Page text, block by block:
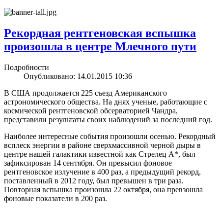
Рекордная рентгеновская вспышка
произошла в центре Млечного пути
Подробности
Опубликовано: 14.01.2015 10:36
В США продолжается 225 съезд Американского
астрономического общества. На днях ученые, работающие с
космической рентгеновской обсерваторией Чандра,
представили результаты своих наблюдений за последний год.
Наиболее интересные события произошли осенью. Рекордный
всплеск энергии в районе сверхмассивной черной дыры в
центре нашей галактики известной как Стрелец А*, был
зафиксирован 14 сентября. Он превысил фоновое
рентгеновское излучение в 400 раз, а предыдущий рекорд,
поставленный в 2012 году, был превышен в три раза.
Повторная вспышка произошла 22 октября, она превзошла
фоновые показатели в 200 раз.